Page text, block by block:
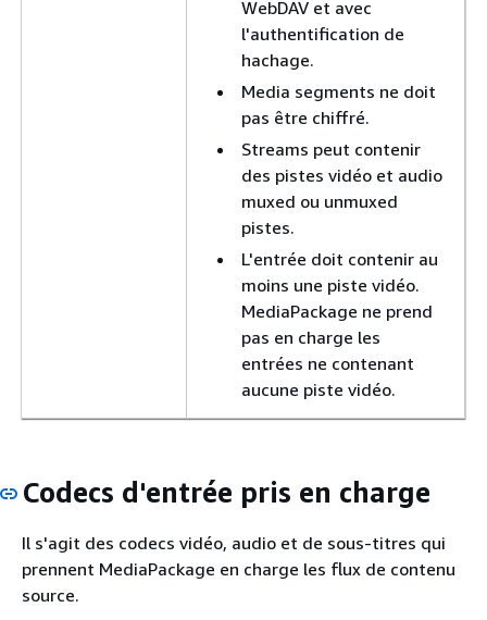
WebDAV et avec
l'authentification de
hachage.
Media segments ne doit
pas être chiffré.
Streams peut contenir
des pistes vidéo et audio
muxed ou unmuxed
pistes.
L'entrée doit contenir au
moins une piste vidéo.
MediaPackage ne prend
pas en charge les
entrées ne contenant
aucune piste vidéo.
Codecs d'entrée pris en charge
Il s'agit des codecs vidéo, audio et de sous-titres qui
prennent MediaPackage en charge les flux de contenu
source.